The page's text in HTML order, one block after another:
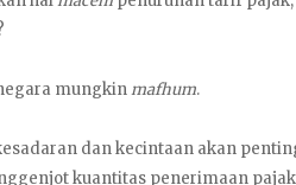
mungkinmafhum.
dan kecintaan akan
kuantitas penerimaan